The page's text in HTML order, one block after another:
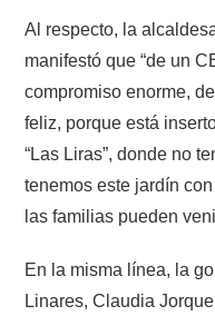
Al respecto, la
manifestó que “de un
compromiso enorme,
feliz, porque está
“Las Liras”, donde no
tenemos este jardín
las familias pueden
En la misma línea, la
Linares, Claudia